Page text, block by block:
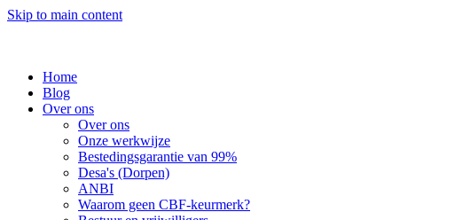
Skip to main content
Home
Blog
Over ons
Over ons
Onze werkwijze
Bestedingsgarantie van 99%
Desa's (Dorpen)
ANBI
Waarom geen CBF-keurmerk?